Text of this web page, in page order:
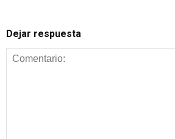
Dejar respuesta